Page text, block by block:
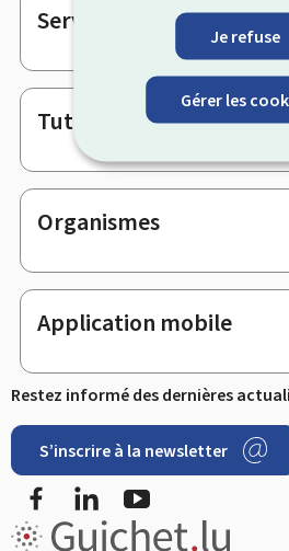
Je refuse
Gérer les
Services en ligne &
Tutoriels
Organismes
Application mobile
Restez informé des dernières
S’inscrire à la newsletter
FacebookLinkedIn